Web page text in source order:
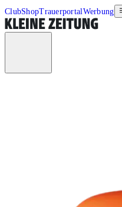
ClubShopTrauerportalWerbung